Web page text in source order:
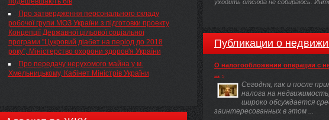
Солонянського району Дніпропетровської області)
та відповідно до пункту 30 частини першої
статті 85 Конституції України( 254к/96-ВР ),
частини третьої статті 14, частин першої та
п’ятої статті 15, статей 60, 61 Закону України
"Про вибори депутатів Верховної Ради
Автономної Республіки Крим, місцевих рад та
сільських, селищних, міських голів" ( 2487-17 )
Верховна Рада України постановляє:
Про затвердження персонального складу
робочої групи МОЗ України з підготовки проекту
Концепції Державної цільової соціальної
програми "Цукровий діабет на період до 2018
року", Міністерство охорони здоров'я України
Про передачу нерухомого майна у м.
Хмельницькому, Кабінет Міністрів України
уходить отсюда не собираюсь.
Публикации о
О налогообложении операции с
...
Сегодня, как и после
налога на
широко обсуждается
заинтересованных в этом ...